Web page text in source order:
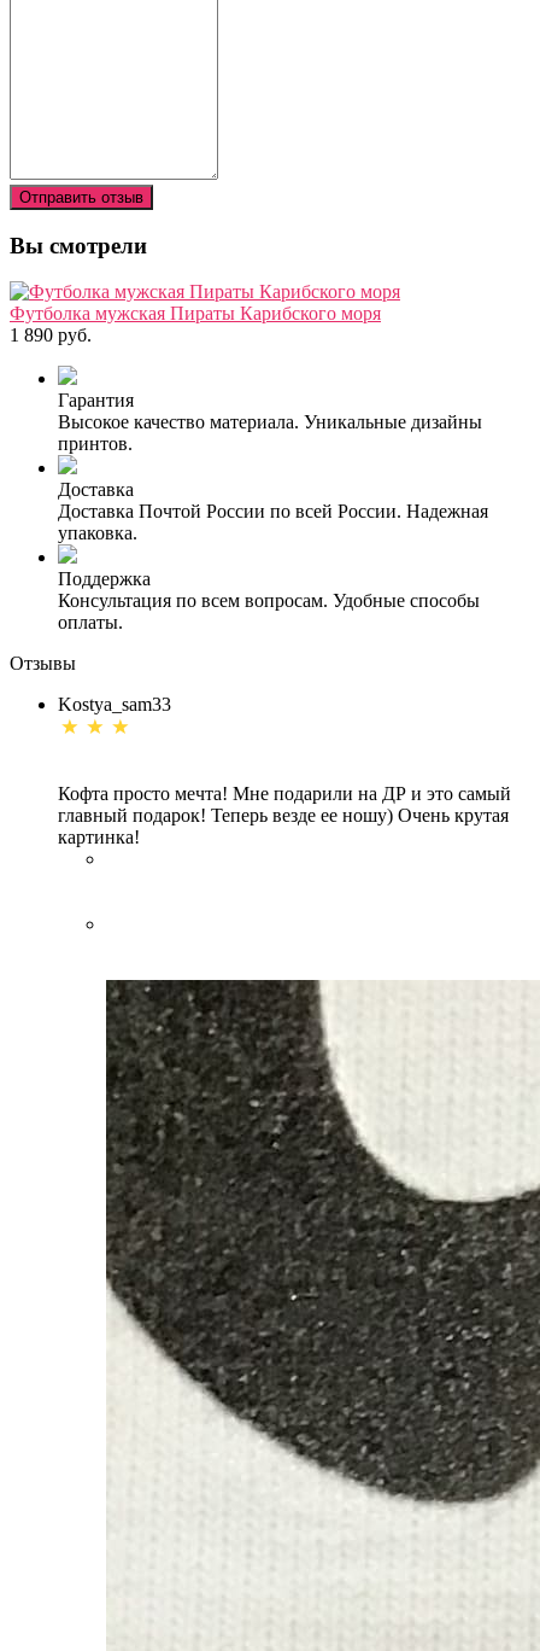
Отправить отзыв
Вы смотрели
Футболка мужская Пираты Карибского моря
1 890 руб.
Гарантия
Высокое качество материала. Уникальные дизайны
принтов.
Доставка
Доставка Почтой России по всей России. Надежная
упаковка.
Поддержка
Консультация по всем вопросам. Удобные способы
оплаты.
Отзывы
Kostya_sam33
Кофта просто мечта! Мне подарили на ДР и это самый
главный подарок! Теперь везде ее ношу) Очень крутая
картинка!